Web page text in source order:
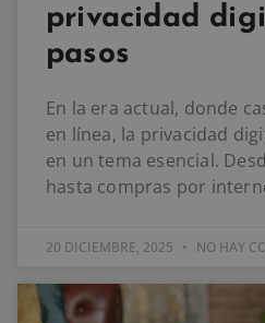
privacidad
pasos
En la era actual, donde
en línea, la privacidad
en un tema esencial.
hasta compras por
20 DICIEMBRE, 2025 NO HAY